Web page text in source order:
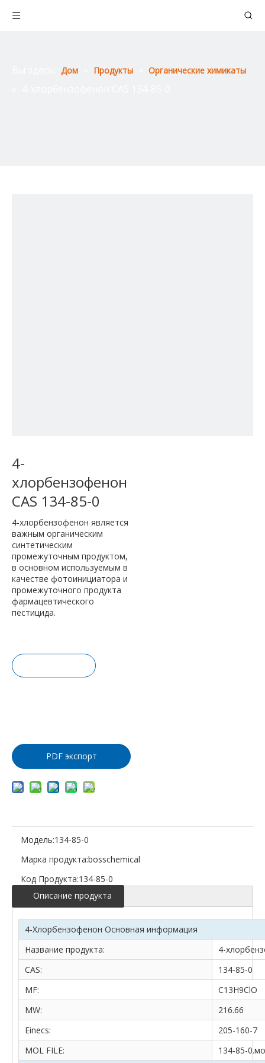
Дом Продукты Органические химикаты
4-
хлорбензофенон
CAS 134-85-0
4-хлорбензофенон является
важным органическим
синтетическим
промежуточным продуктом,
в основном используемым в
качестве фотоинициатора и
промежуточного продукта
фармацевтического
пестицида.
PDF экспорт
Модель:134-85-0
Марка продукта:bosschemical
Код Продукта:134-85-0
Описание продукта
4-Хлорбензофенон Основная информация
Название продукта:
4-
CAS:
134-85-0
MF:
C13H9ClO
MW:
216.66
Einecs:
205-160-7
MOL FILE:
134-85-